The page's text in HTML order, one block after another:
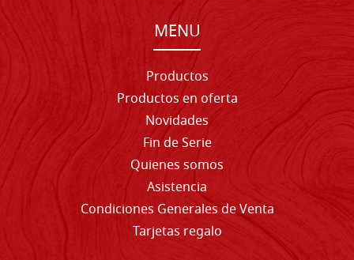
MENU
Productos
Productos en oferta
Novidades
Fin de Serie
Quienes somos
Asistencia
Condiciones Generales de Venta
Tarjetas regalo